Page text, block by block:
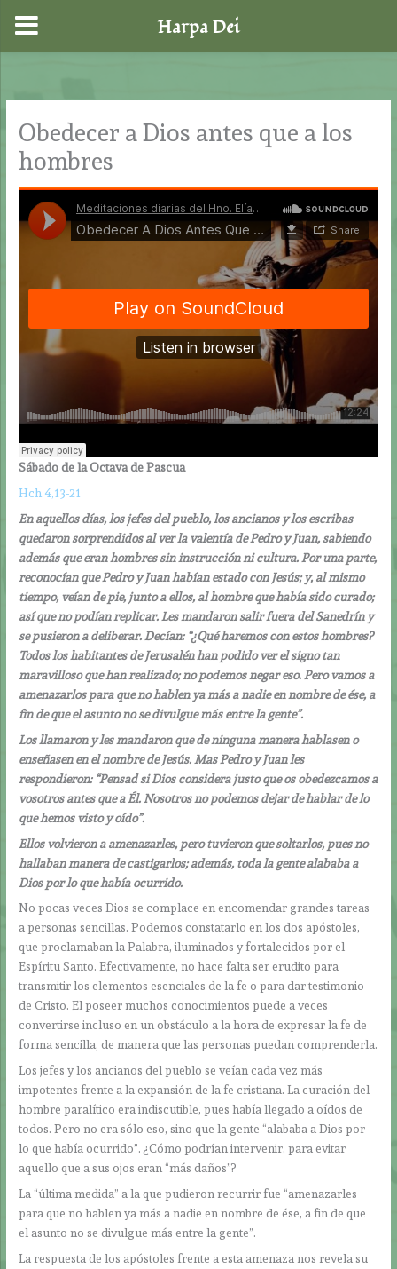
contenido
Obedecer a Dios antes que a los
hombres
Sábado de la Octava de Pascua
Hch 4,13-21
En aquellos días, los jefes del pueblo, los ancianos y los escribas
quedaron sorprendidos al ver la valentía de Pedro y Juan, sabiendo
además que eran hombres sin instrucción ni cultura. Por una parte,
reconocían que Pedro y Juan habían estado con Jesús; y, al mismo
tiempo, veían de pie, junto a ellos, al hombre que había sido curado;
así que no podían replicar. Les mandaron salir fuera del Sanedrín y
se pusieron a deliberar. Decían: “¿Qué haremos con estos hombres?
Todos los habitantes de Jerusalén han podido ver el signo tan
maravilloso que han realizado; no podemos negar eso. Pero vamos a
amenazarlos para que no hablen ya más a nadie en nombre de ése, a
fin de que el asunto no se divulgue más entre la gente”.
Los llamaron y les mandaron que de ninguna manera hablasen o
enseñasen en el nombre de Jesús. Mas Pedro y Juan les
respondieron: “Pensad si Dios considera justo que os obedezcamos a
vosotros antes que a Él. Nosotros no podemos dejar de hablar de lo
que hemos visto y oído”.
Ellos volvieron a amenazarles, pero tuvieron que soltarlos, pues no
hallaban manera de castigarlos; además, toda la gente alababa a
Dios por lo que había ocurrido.
No pocas veces Dios se complace en encomendar grandes tareas
a personas sencillas. Podemos constatarlo en los dos apóstoles,
que proclamaban la Palabra, iluminados y fortalecidos por el
Espíritu Santo. Efectivamente, no hace falta ser erudito para
transmitir los elementos esenciales de la fe o para dar testimonio
de Cristo. El poseer muchos conocimientos puede a veces
convertirse incluso en un obstáculo a la hora de expresar la fe de
forma sencilla, de manera que las personas puedan comprenderla.
Los jefes y los ancianos del pueblo se veían cada vez más
impotentes frente a la expansión de la fe cristiana. La curación del
hombre paralítico era indiscutible, pues había llegado a oídos de
todos. Pero no era sólo eso, sino que la gente “alababa a Dios por
lo que había ocurrido”. ¿Cómo podrían intervenir, para evitar
aquello que a sus ojos eran “más daños”?
La “última medida” a la que pudieron recurrir fue “amenazarles
para que no hablen ya más a nadie en nombre de ése, a fin de que
el asunto no se divulgue más entre la gente”.
La respuesta de los apóstoles frente a esta amenaza nos revela su
Harpa Dei